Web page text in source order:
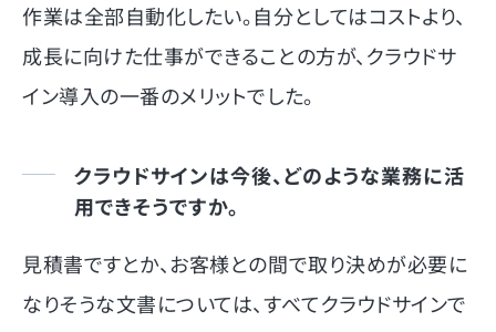
作業は全部自動化したい。自分としてはコストより、
成長に向けた仕事ができることの方が、クラウドサ
イン導入の一番のメリットでした。
クラウドサインは今後、どのような業務に活
用できそうですか。
見積書ですとか、お客様との間で取り決めが必要に
なりそうな文書については、すべてクラウドサインで